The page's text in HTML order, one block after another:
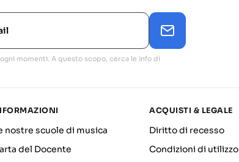
momenti. A questo scopo, cerca le info di
nostre scuole di musica
del Docente
ACQUISTI & LEGALE
Diritto di recesso
Condizioni di utilizzo